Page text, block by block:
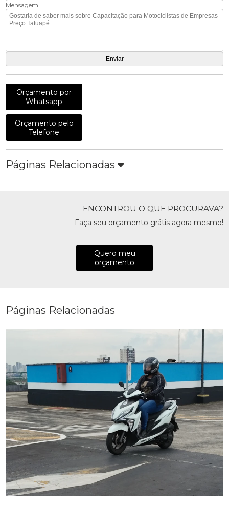
Mensagem
Orçamento por
Whatsapp
Orçamento pelo
Telefone
Páginas Relacionadas
ENCONTROU O QUE PROCURAVA?
Faça seu orçamento grátis agora mesmo!
Quero meu
orçamento
Páginas Relacionadas